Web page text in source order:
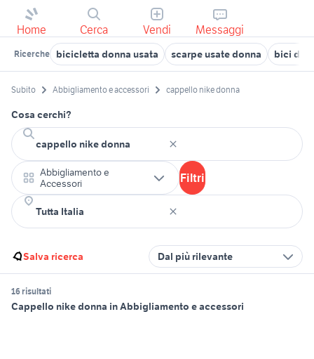
Home Cerca Vendi Messaggi
Ricerche bicicletta donna usata scarpe usate donna bici
Subito Abbigliamento e accessori cappello nike donna
Cosa cerchi?
Abbigliamento e
Accessori
Filtri
Salva ricerca Dal più rilevante
16 risultati
Cappello nike donna in Abbigliamento e accessori